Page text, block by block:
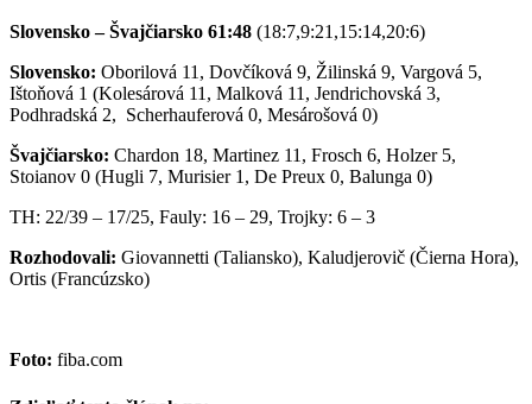
Slovensko – Švajčiarsko 61:48 (18:7,9:21,15:14,20:6)
Slovensko: Oborilová 11, Dovčíková 9, Žilinská 9, Vargová 5,
Ištoňová 1 (Kolesárová 11, Malková 11, Jendrichovská 3,
Podhradská 2, Scherhauferová 0, Mesárošová 0)
Švajčiarsko: Chardon 18, Martinez 11, Frosch 6, Holzer 5,
Stoianov 0 (Hugli 7, Murisier 1, De Preux 0, Balunga 0)
TH: 22/39 – 17/25, Fauly: 16 – 29, Trojky: 6 – 3
Rozhodovali: Giovannetti (Taliansko), Kaludjerovič (Čierna Hora),
Ortis (Francúzsko)
Foto: fiba.com